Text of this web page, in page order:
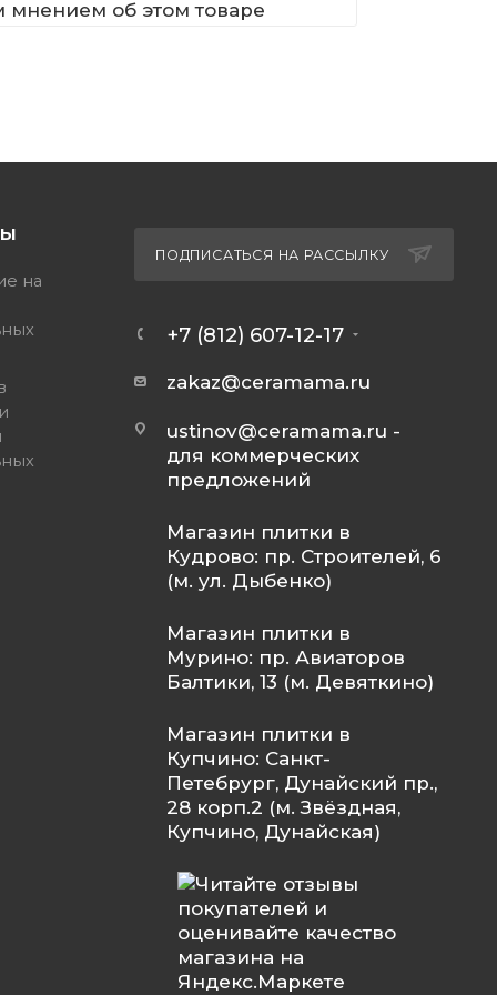
мнением об этом товаре
на
ПОДПИСАТЬСЯ НА РАССЫЛКУ
+7 (812) 607-12-17
zakaz@ceramama.ru
ustinov@ceramama.ru -
для коммерческих
предложений
Магазин плитки в
Кудрово: пр. Строителей, 6
(м. ул. Дыбенко)
Магазин плитки в
Мурино: пр. Авиаторов
Балтики, 13 (м. Девяткино)
Магазин плитки в
Купчино: Санкт-
Петебрург, Дунайский пр.,
28 корп.2 (м. Звёздная,
Купчино, Дунайская)